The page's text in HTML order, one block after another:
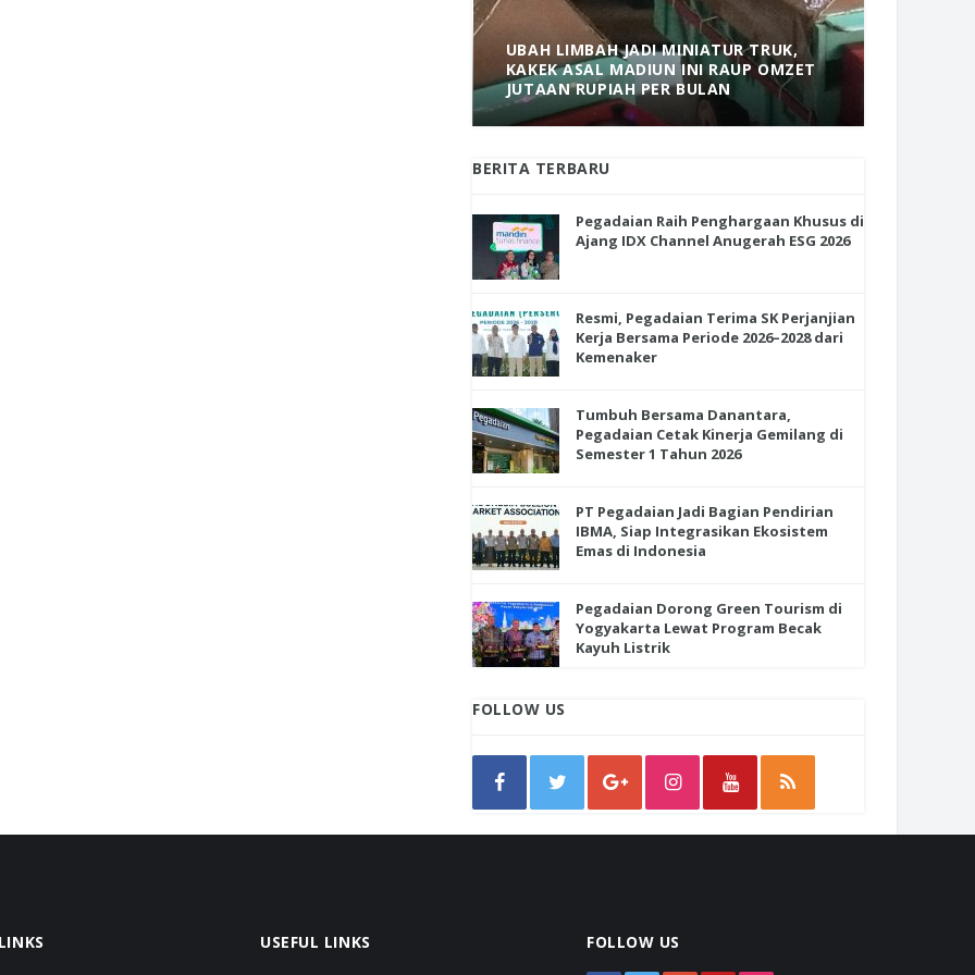
UBAH LIMBAH JADI MINIATUR TRUK,
KAKEK ASAL MADIUN INI RAUP OMZET
JUTAAN RUPIAH PER BULAN
BERITA TERBARU
Pegadaian Raih Penghargaan Khusus di
Ajang IDX Channel Anugerah ESG 2026
Resmi, Pegadaian Terima SK Perjanjian
Kerja Bersama Periode 2026–2028 dari
Kemenaker
Tumbuh Bersama Danantara,
Pegadaian Cetak Kinerja Gemilang di
Semester 1 Tahun 2026
PT Pegadaian Jadi Bagian Pendirian
IBMA, Siap Integrasikan Ekosistem
Emas di Indonesia
Pegadaian Dorong Green Tourism di
Yogyakarta Lewat Program Becak
Kayuh Listrik
FOLLOW US
USEFUL LINKS FOLLOW US